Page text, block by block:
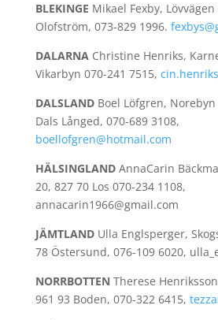
BLEKINGE Mikael Fexby,
Olofström, 073-829 1996.
DALARNAChristine Henriks,
Vikarbyn 070-241 7515,
DALSLANDBoel Löfgren,
Dals Långed, 070-689 3108,
boellofgren@hotmail.com
HÄLSINGLANDAnnaCarin
20, 827 70 Los 070-234 1108,
annacarin1966@gmail.com
JÄMTLANDUlla Englsperger,
78 Östersund, 076-109 6020,
NORRBOTTEN Therese
961 93 Boden, 070-322 6415,